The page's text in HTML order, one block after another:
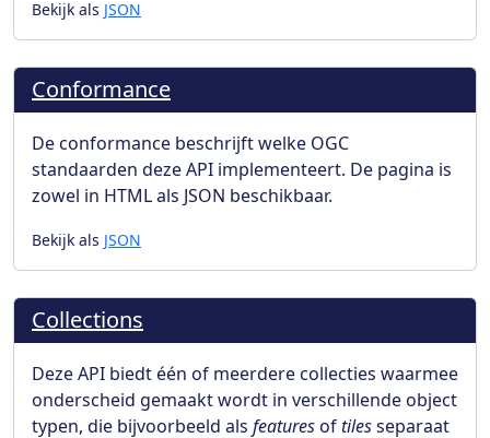
Bekijk als JSON
Conformance
De conformance beschrijft welke OGC
standaarden deze API implementeert. De pagina is
zowel in HTML als JSON beschikbaar.
Bekijk als JSON
Collections
Deze API biedt één of meerdere collecties waarmee
onderscheid gemaakt wordt in verschillende object
typen, die bijvoorbeeld als featuresoftilesseparaat